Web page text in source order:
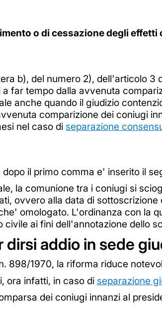
o di cessazione degli effetti
b), del numero 2), dell'articolo
far tempo dalla avvenuta
anche quando il giudizio
comparizione dei coniugi
nel caso di separazione
dopo il primo comma e' inserito il
la comunione tra i coniugi si
ovvero alla data di
omologato. L'ordinanza con la
ai fini dell'annotazione dello
dirsi addio in sede
898/1970, la riforma riduce
ora infatti, in caso di separazione
dei coniugi innanzi al